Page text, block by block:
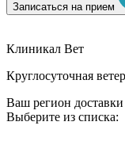
Записаться на прием
Клиникал Вет
Круглосуточная
Ваш регион доставки
Выберите из списка: